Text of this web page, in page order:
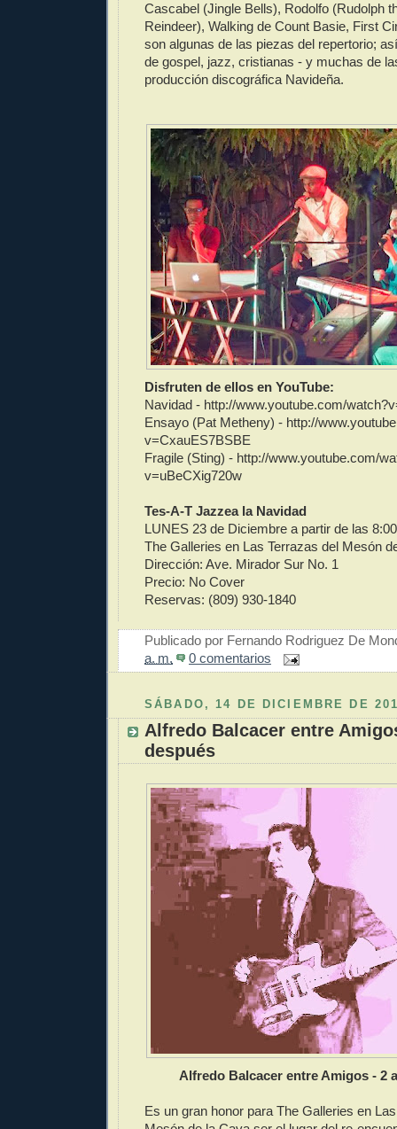
Cascabel (Jingle Bells), Rodolfo (Rudolph
Reindeer), Walking de Count Basie, First
son algunas de las piezas del repertorio;
de gospel, jazz, cristianas - y muchas de
producción discográfica Navideña.
Disfruten de ellos en YouTube:
Navidad - http://www.youtube.com/
Ensayo (Pat Metheny) - http://
v=CxauES7BSBE
Fragile (Sting) - http://www.youtube.com/
v=uBeCXig720w
Tes-A-T Jazzea la Navidad
LUNES 23 de Diciembre a partir de las
The Galleries en Las Terrazas del Mesón
Dirección: Ave. Mirador Sur No. 1
Precio: No Cover
Reservas: (809) 930-1840
Publicado por Fernando Rodriguez De
a. m.
0 comentarios
SÁBADO, 14 DE DICIEMBRE DE
Alfredo Balcacer entre
después
Alfredo Balcacer entre Amigos - 2
Es un gran honor para The Galleries en